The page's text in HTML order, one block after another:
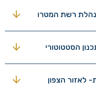
הסטטוטורי
לאזור הצפון